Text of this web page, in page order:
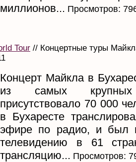
миллионов... Просмотров:
Tour // Концертные туры
Концерт Майкла в
из самых
присутствовало 70 000
в Бухаресте
эфире по радио, и был
телевидению в 61
трансляцию... Просмотров: